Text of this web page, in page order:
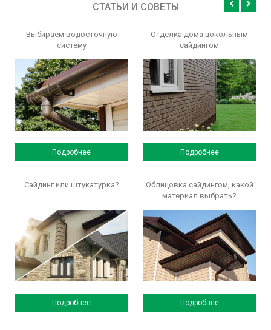
СТАТЬИ И СОВЕТЫ
Выбираем водосточную
систему
Подробнее
Отделка дома цокольным
сайдингом
Подробнее
Сайдинг или штукатурка?
Подробнее
Облицовка сайдингом, какой
материал выбрать?
Подробнее